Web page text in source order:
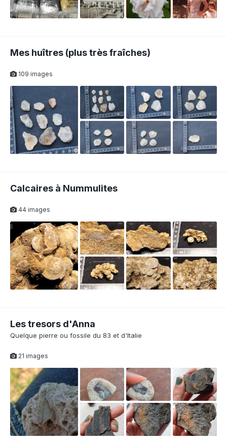
Mes huîtres (plus très fraîches)
109 images
Calcaires à Nummulites
44 images
Les tresors d'Anna
Quelque pierre ou fossile du 83 et d'Italie
21 images